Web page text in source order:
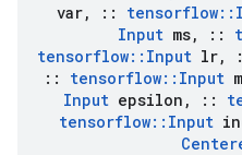
var, :: tensorflow::
Input ms, ::
tensorflow:: Input lr,
::
tensorflow:: Input
Input epsilon , ::
tensorflow:: Input